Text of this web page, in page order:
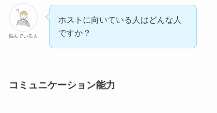
悩んでいる人
ホストに向いている人はどんな人
ですか？
コミュニケーション能力